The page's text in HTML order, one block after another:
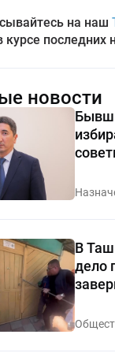
на наш
курсе последних
новости
В
дело
видео